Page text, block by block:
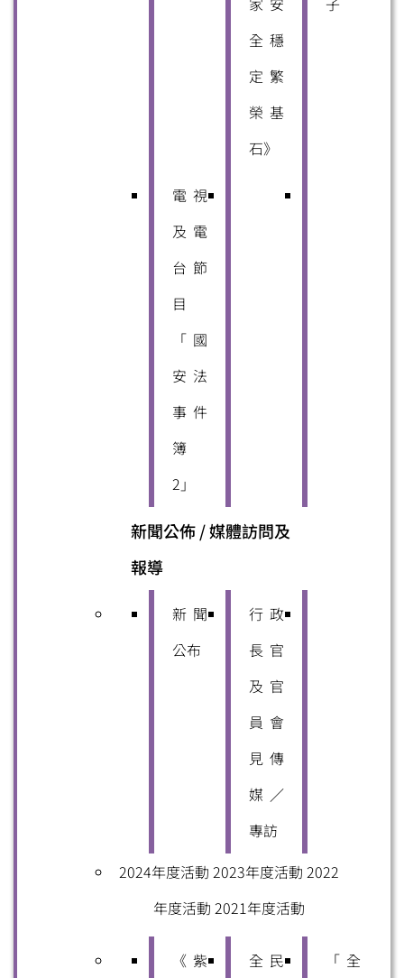
全 穩
定繁
榮基
石》
電視
及電
台節
目
「國
安法
事件
簿
2」
新聞公佈 / 媒體訪問及
報導
新聞
公布
行政
長官
及官
員會
見傳
媒／
專訪
2024年度活動 2023年度活動 2022
年度活動 2021年度活動
《紫
全民
「全